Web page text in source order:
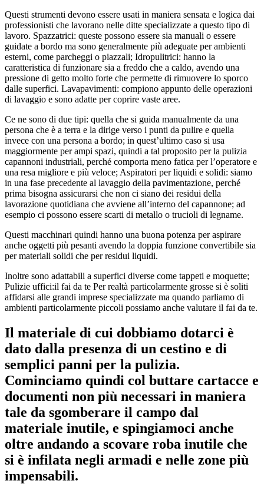
Questi strumenti devono essere usati in maniera sensata e logica dai
professionisti che lavorano nelle ditte specializzate a questo tipo di
lavoro. Spazzatrici: queste possono essere sia manuali o essere
guidate a bordo ma sono generalmente più adeguate per ambienti
esterni, come parcheggi o piazzali; Idropulitrici: hanno la
caratteristica di funzionare sia a freddo che a caldo, avendo una
pressione di getto molto forte che permette di rimuovere lo sporco
dalle superfici. Lavapavimenti: compiono appunto delle operazioni
di lavaggio e sono adatte per coprire vaste aree.
Ce ne sono di due tipi: quella che si guida manualmente da una
persona che è a terra e la dirige verso i punti da pulire e quella
invece con una persona a bordo; in quest’ultimo caso si usa
maggiormente per ampi spazi, quindi a tal proposito per la pulizia
capannoni industriali, perché comporta meno fatica per l’operatore e
una resa migliore e più veloce; Aspiratori per liquidi e solidi: siamo
in una fase precedente al lavaggio della pavimentazione, perché
prima bisogna assicurarsi che non ci siano dei residui della
lavorazione quotidiana che avviene all’interno del capannone; ad
esempio ci possono essere scarti di metallo o trucioli di legname.
Questi macchinari quindi hanno una buona potenza per aspirare
anche oggetti più pesanti avendo la doppia funzione convertibile sia
per materiali solidi che per residui liquidi.
Inoltre sono adattabili a superfici diverse come tappeti e moquette;
Pulizie uffici:il fai da te Per realtà particolarmente grosse si è soliti
affidarsi alle grandi imprese specializzate ma quando parliamo di
ambienti particolarmente piccoli possiamo anche valutare il fai da te.
Il materiale di cui dobbiamo dotarci è
dato dalla presenza di un cestino e di
semplici panni per la pulizia.
Cominciamo quindi col buttare cartacce e
documenti non più necessari in maniera
tale da sgomberare il campo dal
materiale inutile, e spingiamoci anche
oltre andando a scovare roba inutile che
si è infilata negli armadi e nelle zone più
impensabili.